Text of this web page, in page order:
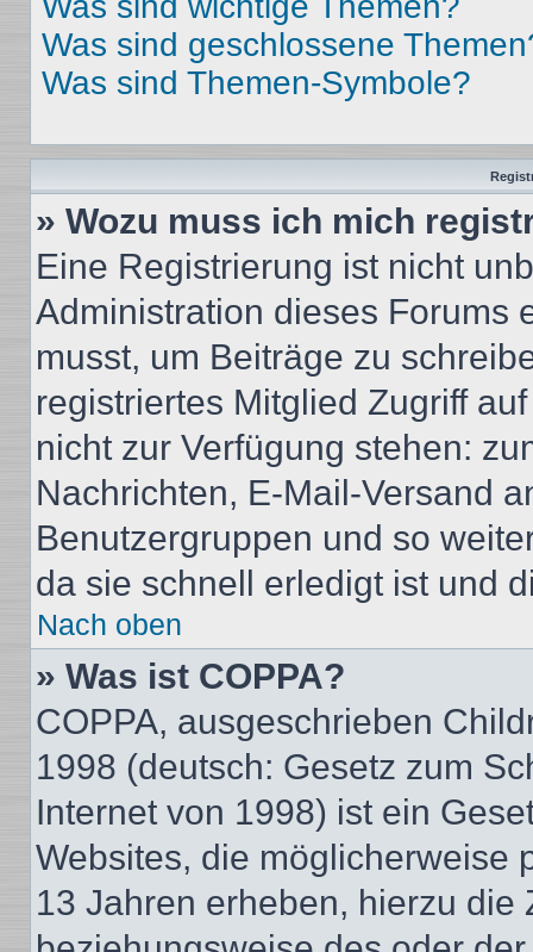
Was sind geschlossene
Was sind Themen-Symbole?
» Wozu muss ich mich
Eine Registrierung ist nicht
Administration dieses Forums
musst, um Beiträge zu
registriertes Mitglied Zugriff
nicht zur Verfügung stehen:
Nachrichten, E-Mail-Versand
Benutzergruppen und so
da sie schnell erledigt ist und
Nach oben
» Was ist COPPA?
COPPA, ausgeschrieben
1998 (deutsch: Gesetz zum
Internet von 1998) ist ein
Websites, die möglicherweise
13 Jahren erheben, hierzu die